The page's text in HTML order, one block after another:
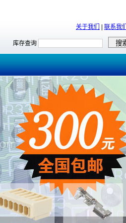
关于我们 联系我们
库存查询